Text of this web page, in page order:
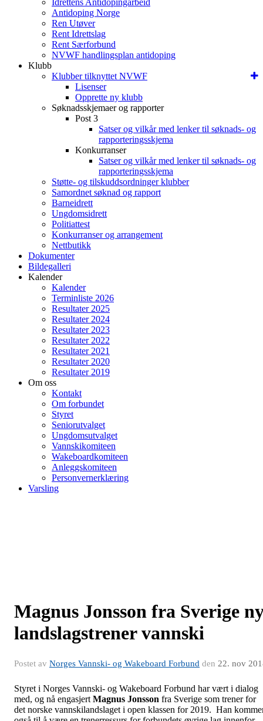
Idrettens Antidopingarbeid
Antidoping Norge
Ren Utøver
Rent Idrettslag
Rent Særforbund
NVWF handlingsplan antidoping
Klubb
Klubber tilknyttet NVWF
Lisenser
Opprette ny klubb
Søknadsskjemaer og rapporter
Post 3
Satser og vilkår med lenker til søknads- og
rapporteringsskjema
Konkurranser
Satser og vilkår med lenker til søknads- og
rapporteringsskjema
Støtte- og tilskuddsordninger klubber
Samordnet søknad og rapport
Barneidrett
Ungdomsidrett
Politiattest
Konkurranser og arrangement
Nettbutikk
Dokumenter
Bildegalleri
Kalender
Kalender
Terminliste 2026
Resultater 2025
Resultater 2024
Resultater 2023
Resultater 2022
Resultater 2021
Resultater 2020
Resultater 2019
Om oss
Kontakt
Om forbundet
Styret
Seniorutvalget
Ungdomsutvalget
Vannskikomiteen
Wakeboardkomiteen
Anleggskomiteen
Personvernerklæring
Varsling
Magnus Jonsson fra Sverige
landslagstrener vannski
Postet av Norges Vannski- og Wakeboard Forbund den 22. nov
Styret i Norges Vannski- og Wakeboard Forbund har vært i dialog
med, og nå engasjert Magnus Jonsson fra Sverige som trener for
det norske vannskilandslaget i open klassen for 2019. Han